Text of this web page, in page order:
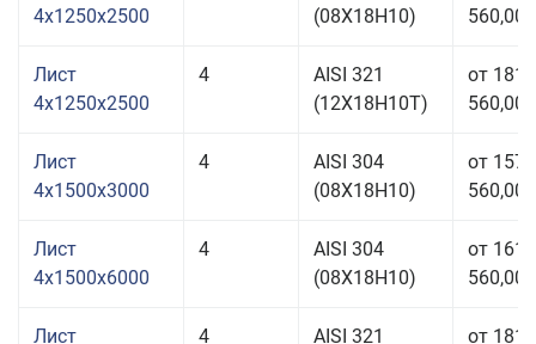
4x1250x2500
(08Х18Н10)
560,00
Лист
4x1250x2500
4
AISI 321
(12Х18Н10Т)
от 181
560,00
Лист
4x1500x3000
4
AISI 304
(08Х18Н10)
от 157
560,00
Лист
4x1500x6000
4
AISI 304
(08Х18Н10)
от 161
560,00
Лист
4
AISI 321
от 181